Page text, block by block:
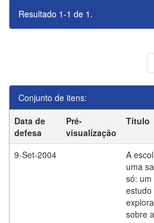
Resultado 1-1 de 1.
Conjunto de itens:
Data de
defesa
Pré-
visualização
Título
9-Set-2004
A
uma
só: um
estudo
sobre a